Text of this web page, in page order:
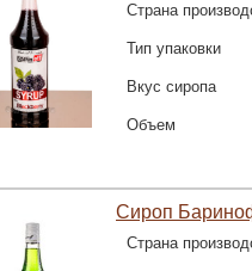
Страна
Тип упаковки
Вкус сиропа
Объем
Сироп
Страна